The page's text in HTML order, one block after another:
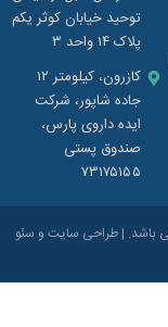
را کنترل و از بین
توحید خیابان کوثر یکم
پلاک ۱۴ واحد ۳
کازرون، کیلومتر ۱۲
جاده شاپور، شرکت
ایده داروی پارس،
صندوق پستی
۷۳۱۷۵۱۵۵
باشد. |طراحی سایت و سئو